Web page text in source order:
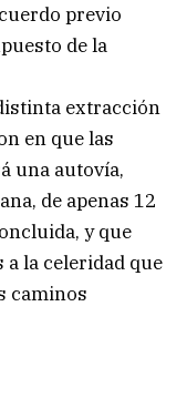
previo
de la
extracción
en que las
una autovía,
de apenas 12
y que
la celeridad que
caminos